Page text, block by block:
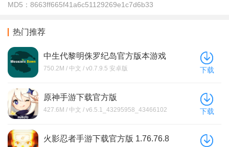
MD5： 8663ff665f41a6c51129269e1c7d6b33
热门推荐
中生代黎明侏罗纪岛官方版本游戏
下载(Mesozoic Dawn)
750.2M / 中文 / v0.7.9.5 安卓版 下载
原神手游下载官方版
427.6M / 中文 / v6.5.1_43295958_43466102
下载
火影忍者手游下载官方版 1.76.76.8